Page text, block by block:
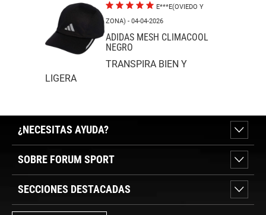
E***E(OVIEDO Y
ZONA) - 04-04-2026
ADIDAS MESH CLIMACOOL
NEGRO
TRANSPIRA BIEN Y
LIGERA
¿NECESITAS AYUDA?
SOBRE FORUM SPORT
SECCIONES DESTACADAS